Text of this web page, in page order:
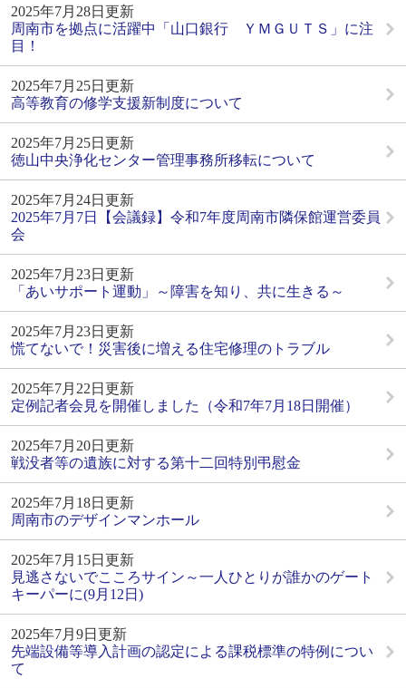
2025年7月28日更新
周南市を拠点に活躍中「山口銀行 ＹＭＧＵＴＳ」に注
目！
2025年7月25日更新
高等教育の修学支援新制度について
2025年7月25日更新
徳山中央浄化センター管理事務所移転について
2025年7月24日更新
2025年7月7日【会議録】令和7年度周南市隣保館運営委員
会
2025年7月23日更新
「あいサポート運動」～障害を知り、共に生きる～
2025年7月23日更新
慌てないで！災害後に増える住宅修理のトラブル
2025年7月22日更新
定例記者会見を開催しました（令和7年7月18日開催）
2025年7月20日更新
戦没者等の遺族に対する第十二回特別弔慰金
2025年7月18日更新
周南市のデザインマンホール
2025年7月15日更新
見逃さないでこころサイン～一人ひとりが誰かのゲート
キーパーに(9月12日)
2025年7月9日更新
先端設備等導入計画の認定による課税標準の特例につい
て